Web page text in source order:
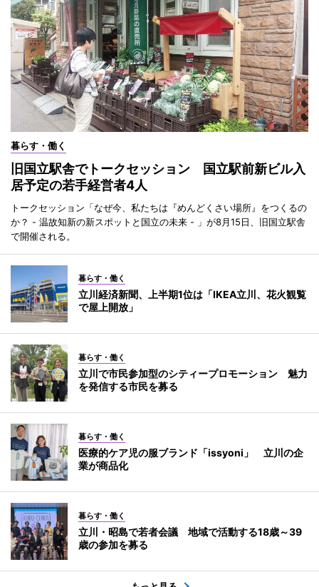
暮らす・働く
旧国立駅舎でトークセッション 国立駅前新ビル入
居予定の若手経営者4人
トークセッション「なぜ今、私たちは『めんどくさい場所』をつくるの
か？ - 温故知新の新スポットと国立の未来 - 」が8月15日、旧国立駅舎
で開催される。
暮らす・働く
立川経済新聞、上半期1位は「IKEA立川、花火観覧
で屋上開放」
暮らす・働く
立川で市民参加型のシティープロモーション 魅力
を発信する市民を募る
暮らす・働く
医療的ケア児の服ブランド「issyoni」 立川の企
業が商品化
暮らす・働く
立川・昭島で若者会議 地域で活動する18歳～39
歳の参加を募る